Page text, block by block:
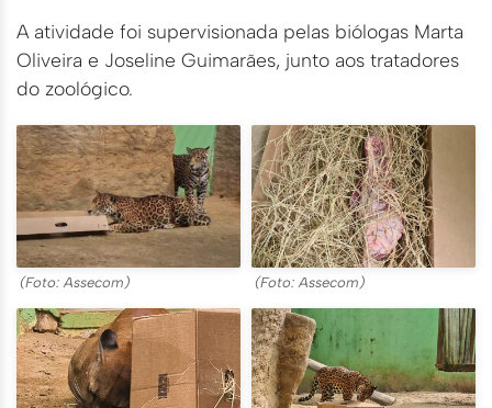
A atividade foi supervisionada pelas biólogas Marta
Oliveira e Joseline Guimarães, junto aos tratadores
do zoológico.
(Foto: Assecom) (Foto: Assecom)